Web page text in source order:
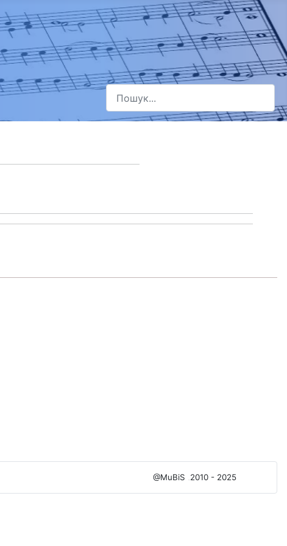
Пошук
Type 2 or more characters for results.
@MuBiS 2010 - 2025